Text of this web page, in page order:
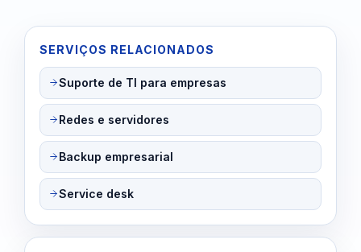
SERVIÇOS RELACIONADOS
Suporte de TI para empresas
Redes e servidores
Backup empresarial
Service desk